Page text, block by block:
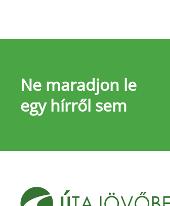
Ne maradjon le
egy hírről sem